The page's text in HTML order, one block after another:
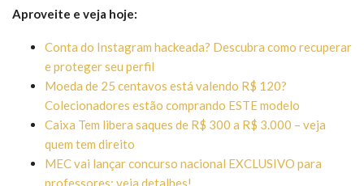
Aproveite e veja hoje:
Conta do Instagram hackeada? Descubra como recuperar
e proteger seu perfil
Moeda de 25 centavos está valendo R$ 120?
Colecionadores estão comprando ESTE modelo
Caixa Tem libera saques de R$ 300 a R$ 3.000 – veja
quem tem direito
MEC vai lançar concurso nacional EXCLUSIVO para
professores: veja detalhes!